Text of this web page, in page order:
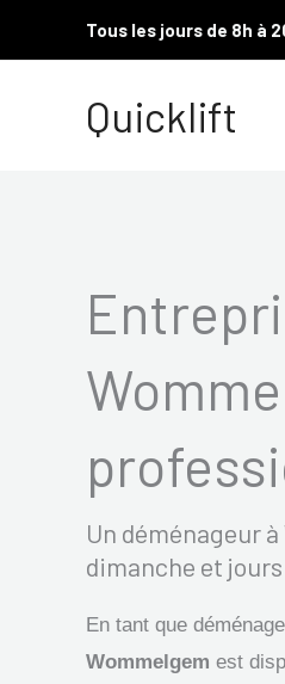
au
Tous les jours de 8h à
Quicklift
Un déménageur
dimanche et
En tant que
Wommelgem est